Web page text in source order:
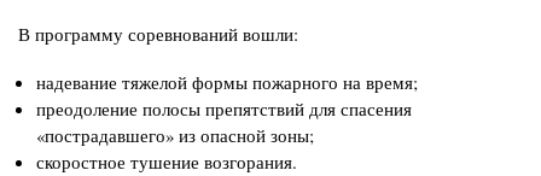
В программу соревнований вошли:
надевание тяжелой формы пожарного на время;
преодоление полосы препятствий для спасения
«пострадавшего» из опасной зоны;
скоростное тушение возгорания.